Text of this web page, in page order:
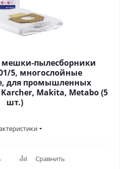
мешки-пылесборники
5, многослойные
для промышленных
Makita, Metabo (5
шт.)
Сравнить